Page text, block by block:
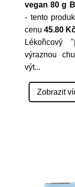
vegan 80 g
- tento
cenu 45.80
Lékořicový
výraznou
výt...
Zobrazit